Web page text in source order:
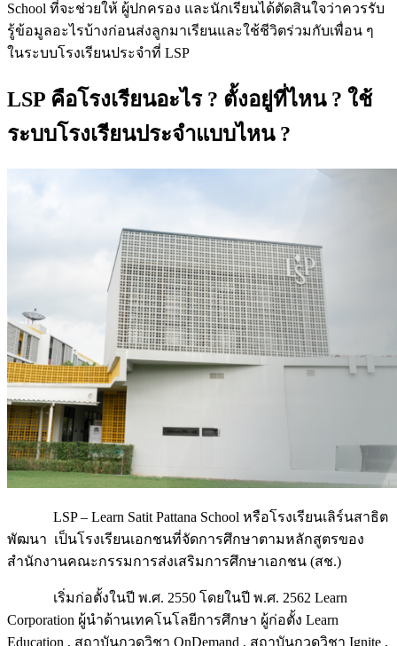
School ที่จะช่วยให้ ผู้ปกครอง และนักเรียนได้ตัดสินใจว่าควรรับ
รู้ข้อมูลอะไรบ้างก่อนส่งลูกมาเรียนและใช้ชีวิตร่วมกับเพื่อน ๆ
ในระบบโรงเรียนประจำที่ LSP
LSP คือโรงเรียนอะไร ? ตั้งอยู่ที่ไหน ? ใช้
ระบบโรงเรียนประจำแบบไหน ?
LSP – Learn Satit Pattana School หรือโรงเรียนเลิร์นสาธิต
พัฒนา เป็นโรงเรียนเอกชนที่จัดการศึกษาตามหลักสูตรของ
สำนักงานคณะกรรมการส่งเสริมการศึกษาเอกชน (สช.)
เริ่มก่อตั้งในปี พ.ศ. 2550 โดยในปี พ.ศ. 2562 Learn
Corporation ผู้นำด้านเทคโนโลยีการศึกษา ผู้ก่อตั้ง Learn
Education , สถาบันกวดวิชา OnDemand , สถาบันกวดวิชา Ignite ,